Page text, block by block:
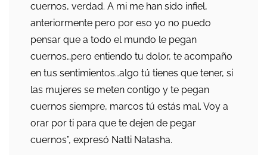
cuernos, verdad. A mi me han sido infiel,
anteriormente pero por eso yo no puedo
pensar que a todo el mundo le pegan
cuernos…pero entiendo tu dolor, te acompaño
en tus sentimientos…algo tú tienes que tener, si
las mujeres se meten contigo y te pegan
cuernos siempre, marcos tú estás mal. Voy a
orar por ti para que te dejen de pegar
cuernos”, expresó Natti Natasha.